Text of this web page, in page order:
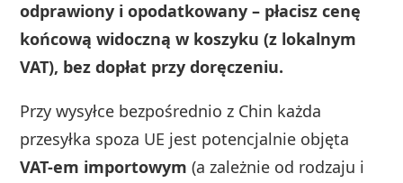
odprawiony i opodatkowany – płacisz cenę
końcową widoczną w koszyku (z lokalnym
VAT), bez dopłat przy doręczeniu.
Przy wysyłce bezpośrednio z Chin każda
przesyłka spoza UE jest potencjalnie objęta
VAT-em importowym (a zależnie od rodzaju i